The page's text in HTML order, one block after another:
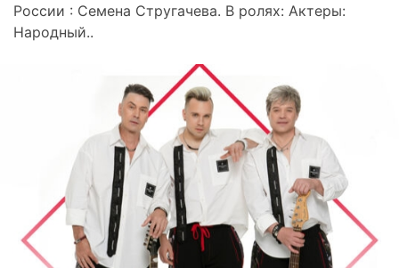
России : Семена Стругачева. В ролях: Актеры:
Народный..